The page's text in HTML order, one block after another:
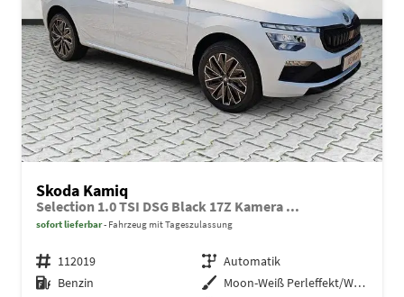
Skoda Kamiq
Selection 1.0 TSI DSG Black 17Z Kamera ...
sofort lieferbar Fahrzeug mit Tageszulassung
Fahrzeugnr. 112019 Getriebe Automatik
Kraftstoff Benzin Außenfarbe
Moon-Weiß Perleffekt/Weiß